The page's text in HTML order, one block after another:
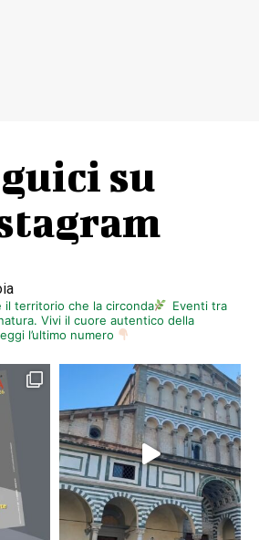
su
il territorio che la circonda
Eventi tra
Vivi il cuore autentico della
l’ultimo numero